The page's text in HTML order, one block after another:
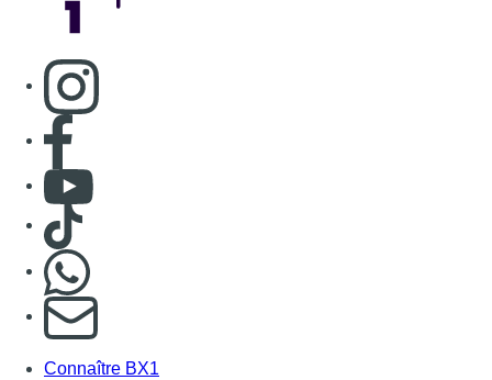
Consulter page Instagram
Consulter page Facebook
Consulter Youtube
Consulter TikTok
S'abonner à notre newsletter
Connaître BX1